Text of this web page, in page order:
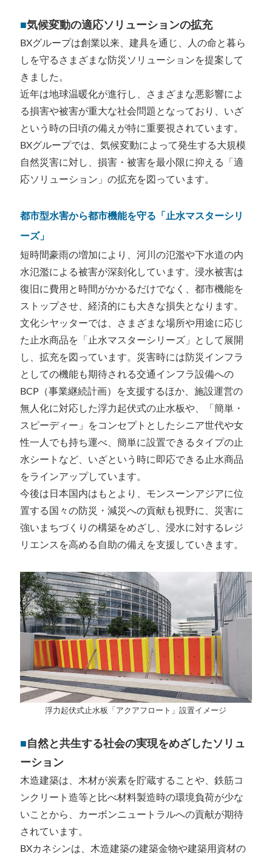
■気候変動の適応ソリューションの拡充
BXグループは創業以来、建具を通じ、人の命と暮ら
しを守るさまざまな防災ソリューションを提案して
きました。
近年は地球温暖化が進行し、さまざまな悪影響によ
る損害や被害が重大な社会問題となっており、いざ
という時の日頃の備えが特に重要視されています。
BXグループでは、気候変動によって発生する大規模
自然災害に対し、損害・被害を最小限に抑える「適
応ソリューション」の拡充を図っています。
都市型水害から都市機能を守る「止水マスターシリ
ーズ」
短時間豪雨の増加により、河川の氾濫や下水道の内
水氾濫による被害が深刻化しています。浸水被害は
復旧に費用と時間がかかるだけでなく、都市機能を
ストップさせ、経済的にも大きな損失となります。
文化シヤッターでは、さまざまな場所や用途に応じ
た止水商品を「止水マスターシリーズ」として展開
し、拡充を図っています。災害時には防災インフラ
としての機能も期待される交通インフラ設備への
BCP（事業継続計画）を支援するほか、施設運営の
無人化に対応した浮力起伏式の止水板や、「簡単・
スピーディー」をコンセプトとしたシニア世代や女
性一人でも持ち運べ、簡単に設置できるタイプの止
水シートなど、いざという時に即応できる止水商品
をラインアップしています。
今後は日本国内はもとより、モンスーンアジアに位
置する国々の防災・減災への貢献も視野に、災害に
強いまちづくりの構築をめざし、浸水に対するレジ
リエンスを高める自助の備えを支援していきます。
浮力起伏式止水板「アクアフロート」設置イメージ
■ 自然と共生する社会の実現をめざしたソリュ
ーション
木造建築は、木材が炭素を貯蔵することや、鉄筋コ
ンクリート造等と比べ材料製造時の環境負荷が少な
いことから、カーボンニュートラルへの貢献が期待
されています。
BXカネシンは、木造建築の建築金物や建築用資材の